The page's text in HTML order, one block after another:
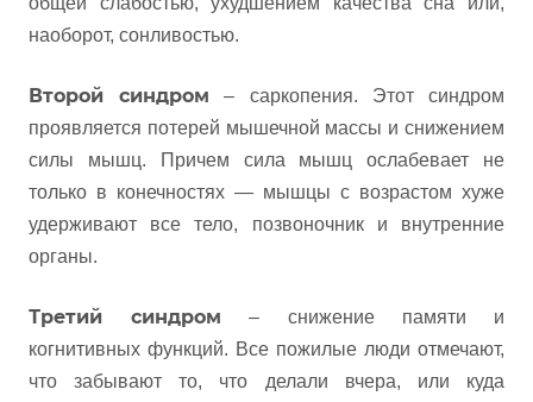
наоборот, сонливостью.
Второй синдром – саркопения. Этот синдром
проявляется потерей мышечной массы и снижением
силы мышц. Причем сила мышц ослабевает не
только в конечностях — мышцы с возрастом хуже
удерживают все тело, позвоночник и внутренние
органы.
Третий синдром – снижение памяти и
когнитивных функций. Все пожилые люди отмечают,
что забывают то, что делали вчера, или куда